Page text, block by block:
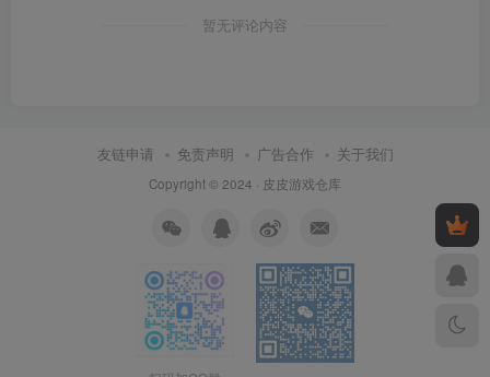
暂无评论内容
友链申请 免责声明 广告合作 关于我们
Copyright © 2024 · 皮皮游戏仓库